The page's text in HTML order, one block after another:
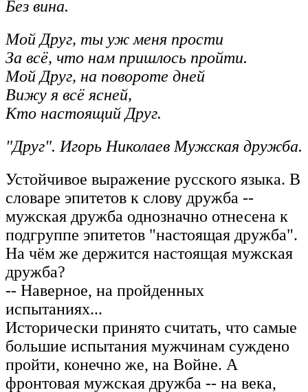
Без вина.
Мой Друг, ты уж меня прости
За всё, что нам пришлось пройти.
Мой Друг, на повороте дней
Вижу я всё ясней,
Кто настоящий Друг.
"Друг". Игорь Николаев Мужская дружба.
Устойчивое выражение русского языка. В
словаре эпитетов к слову дружба --
мужская дружба однозначно отнесена к
подгруппе эпитетов "настоящая дружба".
На чём же держится настоящая мужская
дружба?
-- Наверное, на пройденных
испытаниях...
Исторически принято считать, что самые
большие испытания мужчинам суждено
пройти, конечно же, на Войне. А
фронтовая мужская дружба -- на века,